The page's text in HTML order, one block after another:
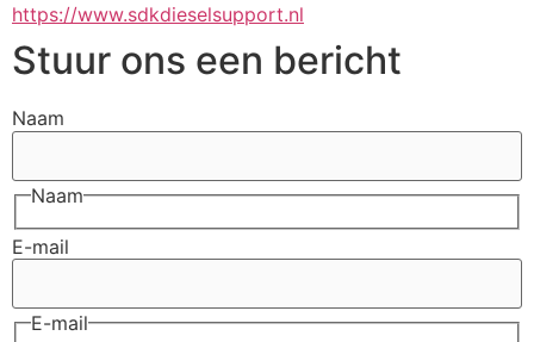
https://www.sdkdieselsupport.nl
Stuur ons een bericht
Naam
Naam
E-mail
E-mail